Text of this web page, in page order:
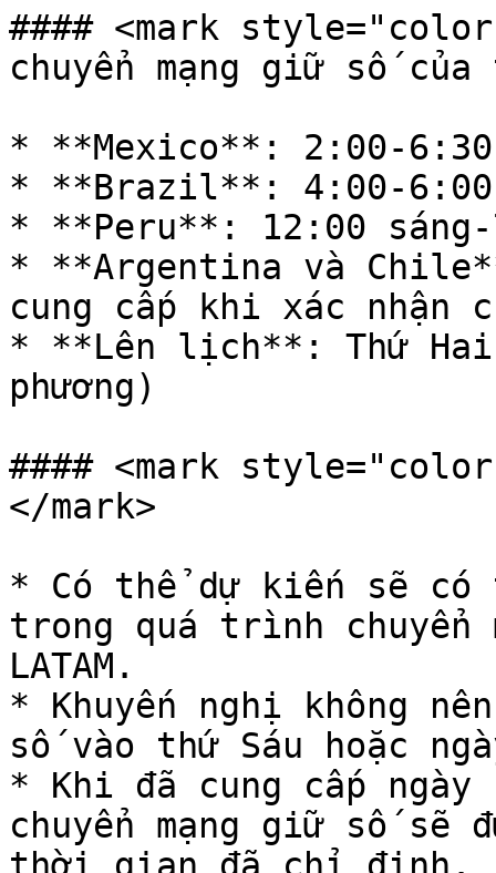
#### <mark
chuyển mạng giữ số
* **Mexico**: 2:00-
* **Brazil**: 4:00-6:00
* **Peru**: 12:00
* **Argentina và
cung cấp khi xác nhận
* **Lên lịch**: Thứ
phương)
#### <mark
</mark>
* Có thể dự kiến sẽ có
trong quá trình chuyển
LATAM.
* Khuyến nghị không
số vào thứ Sáu hoặc
* Khi đã cung cấp ngày
chuyển mạng giữ số sẽ